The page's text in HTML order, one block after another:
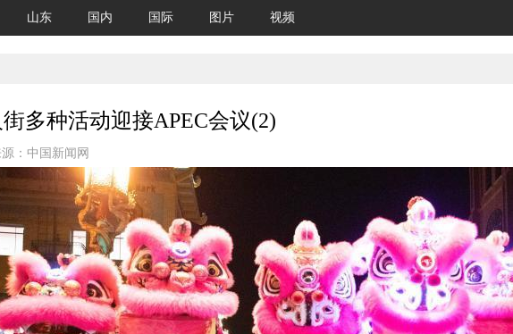
山东 国内 国际 图片 视频
多种活动迎接APEC会议(2)
： 中国新闻网